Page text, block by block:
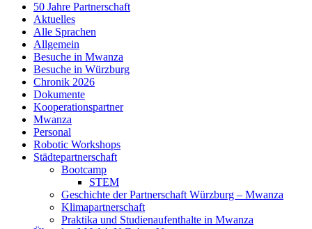
50 Jahre Partnerschaft
Aktuelles
Alle Sprachen
Allgemein
Besuche in Mwanza
Besuche in Würzburg
Chronik 2026
Dokumente
Kooperationspartner
Mwanza
Personal
Robotic Workshops
Städtepartnerschaft
Bootcamp
STEM
Geschichte der Partnerschaft Würzburg – Mwanza
Klimapartnerschaft
Praktika und Studienaufenthalte in Mwanza